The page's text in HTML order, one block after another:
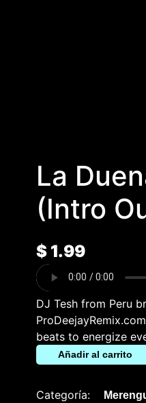
La
(Intro
$1.99
DJ Tesh from Peru
beats to energize
Añadir al carrito
Categoría: